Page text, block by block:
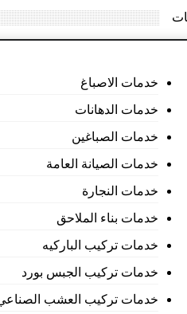
خدمات الاصباغ
خدمات الدهانات
خدمات الصباغين
خدمات الصيانة العامة
خدمات النجارة
خدمات بناء الملاحق
خدمات تركيب الباركيه
خدمات تركيب الجبس بورد
خدمات تركيب العشب